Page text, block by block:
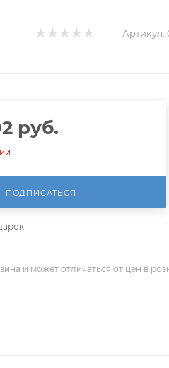
Артикул:
руб.
ПОДПИСАТЬСЯ
и может отличаться от цен в